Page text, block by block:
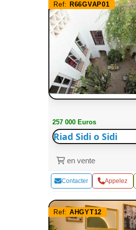
Ref: R66GVAP01
257 000 Euros
Riad Sidi o Sidi
en vente
Contacter Appelez
Ref: AHGYT12